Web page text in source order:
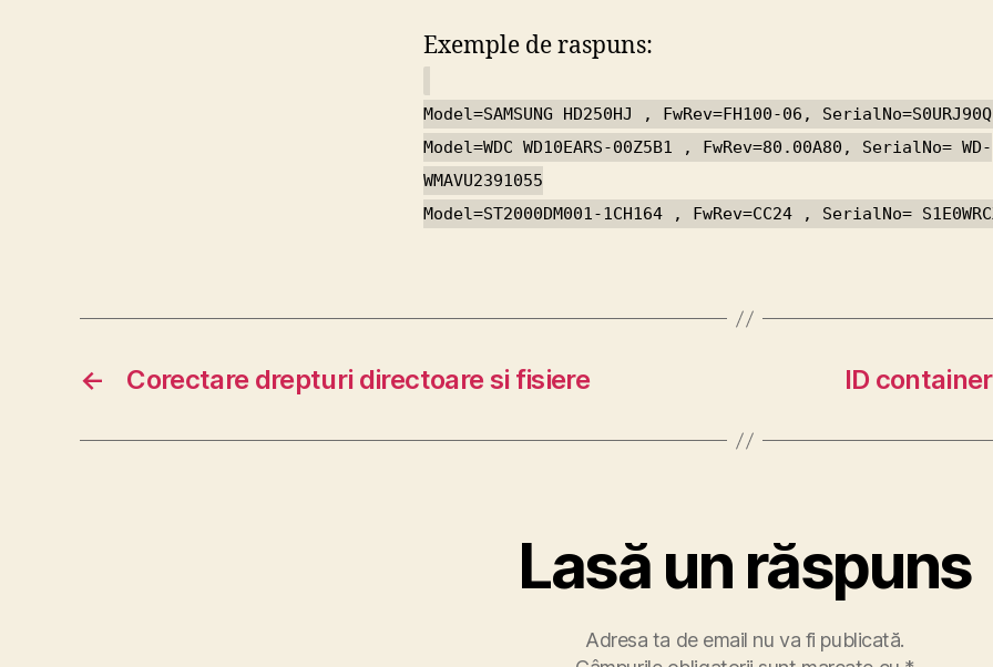
Exemple de raspuns:
Model=SAMSUNG HD250HJ , FwRev=FH100-06,
Model=WDC WD10EARS-00Z5B1 , FwRev=80.00A80, SerialNo= WD-
WMAVU2391055
Model=ST2000DM001-1CH164 , FwRev=CC24 , SerialNo=
← Corectare drepturi directoare si fisiere ID
Lasă un răspuns
Adresa ta de email nu va fi publicată.